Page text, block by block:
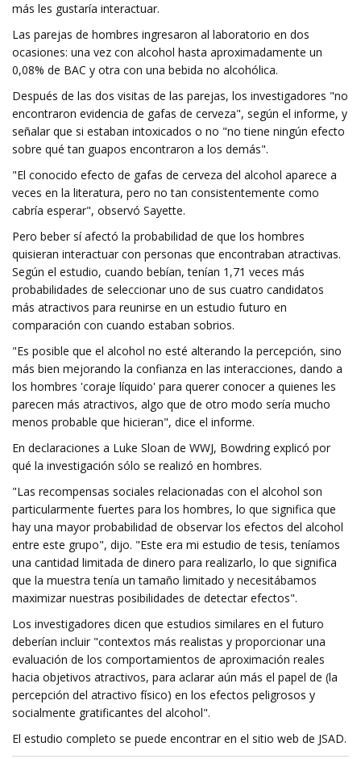
más les gustaría interactuar.
Las parejas de hombres ingresaron al laboratorio en dos
ocasiones: una vez con alcohol hasta aproximadamente un
0,08% de BAC y otra con una bebida no alcohólica.
Después de las dos visitas de las parejas, los investigadores "no
encontraron evidencia de gafas de cerveza", según el informe, y
señalar que si estaban intoxicados o no "no tiene ningún efecto
sobre qué tan guapos encontraron a los demás".
"El conocido efecto de gafas de cerveza del alcohol aparece a
veces en la literatura, pero no tan consistentemente como
cabría esperar", observó Sayette.
Pero beber sí afectó la probabilidad de que los hombres
quisieran interactuar con personas que encontraban atractivas.
Según el estudio, cuando bebían, tenían 1,71 veces más
probabilidades de seleccionar uno de sus cuatro candidatos
más atractivos para reunirse en un estudio futuro en
comparación con cuando estaban sobrios.
"Es posible que el alcohol no esté alterando la percepción, sino
más bien mejorando la confianza en las interacciones, dando a
los hombres 'coraje líquido' para querer conocer a quienes les
parecen más atractivos, algo que de otro modo sería mucho
menos probable que hicieran", dice el informe.
En declaraciones a Luke Sloan de WWJ, Bowdring explicó por
qué la investigación sólo se realizó en hombres.
"Las recompensas sociales relacionadas con el alcohol son
particularmente fuertes para los hombres, lo que significa que
hay una mayor probabilidad de observar los efectos del alcohol
entre este grupo", dijo. "Este era mi estudio de tesis, teníamos
una cantidad limitada de dinero para realizarlo, lo que significa
que la muestra tenía un tamaño limitado y necesitábamos
maximizar nuestras posibilidades de detectar efectos".
Los investigadores dicen que estudios similares en el futuro
deberían incluir "contextos más realistas y proporcionar una
evaluación de los comportamientos de aproximación reales
hacia objetivos atractivos, para aclarar aún más el papel de (la
percepción del atractivo físico) en los efectos peligrosos y
socialmente gratificantes del alcohol".
El estudio completo se puede encontrar en el sitio web de JSAD.